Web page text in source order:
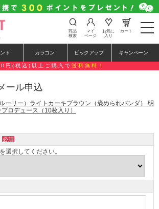
t
o
e
n
g
o
商品
検索
マイ
ページ
お気に
入り
カート
ド カラコン ピックアップ キャンペーン
円(税込)以上ご購入で 送料無料！
ール申込
ーリー）ライトカーキブラウン（褒められパンダ） 明
ロデュース（10枚入り）
必須
選択してください。